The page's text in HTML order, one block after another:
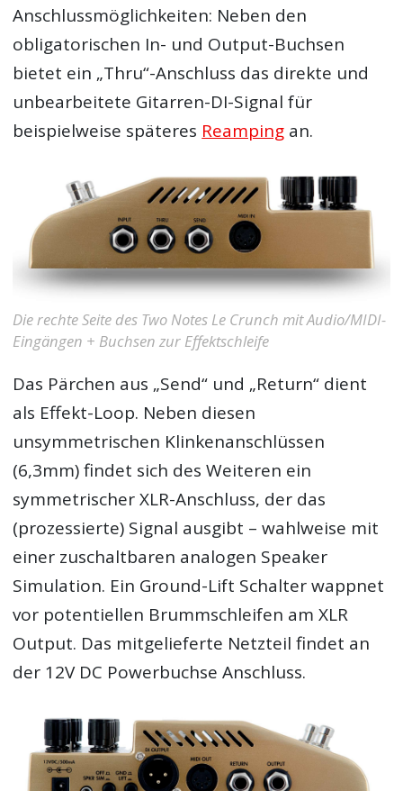
Anschlussmöglichkeiten: Neben den
obligatorischen In- und Output-Buchsen
bietet ein „Thru“-Anschluss das direkte und
unbearbeitete Gitarren-DI-Signal für
beispielweise späteres Reamping an.
Die rechte Seite des Two Notes Le Crunch mit Audio/MIDI-
Eingängen + Buchsen zur Effektschleife
Das Pärchen aus „Send“ und „Return“ dient
als Effekt-Loop. Neben diesen
unsymmetrischen Klinkenanschlüssen
(6,3mm) findet sich des Weiteren ein
symmetrischer XLR-Anschluss, der das
(prozessierte) Signal ausgibt – wahlweise mit
einer zuschaltbaren analogen Speaker
Simulation. Ein Ground-Lift Schalter wappnet
vor potentiellen Brummschleifen am XLR
Output. Das mitgelieferte Netzteil findet an
der 12V DC Powerbuchse Anschluss.